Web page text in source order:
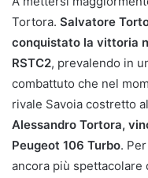
Tortora. Salvatore
conquistato la vittoria
RSTC2, prevalendo in
combattuto che nel
rivale Savoia costretto
Alessandro Tortora,
Peugeot 106 Turbo.
ancora più spettacolare